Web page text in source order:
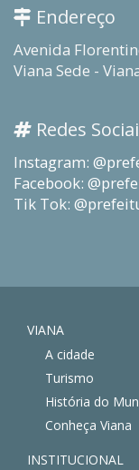
Endereço
Avenida
Viana Sede -
Redes
Instagram:
Facebook:
Tik Tok:
VIANA
A cidade
Turismo
História do
Conheça Viana
INSTITUCIONAL